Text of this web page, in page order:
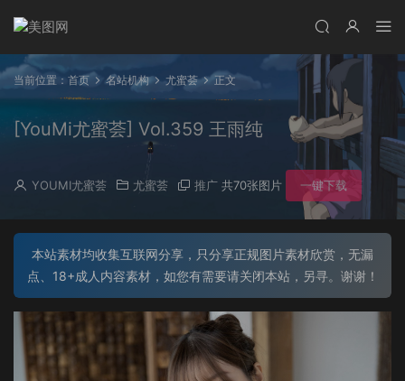
当前位置： 首页 名站机构 尤蜜荟 正文
[YouMi尤蜜荟] Vol.359 王雨纯
YOUMI尤蜜荟 尤蜜荟 推广 共70张图片 一键下载
本站素材均收集互联网分享，只分享正规图片素材欣赏，无漏
点、18+成人内容素材，如您有需要请关闭本站，另寻。谢谢！